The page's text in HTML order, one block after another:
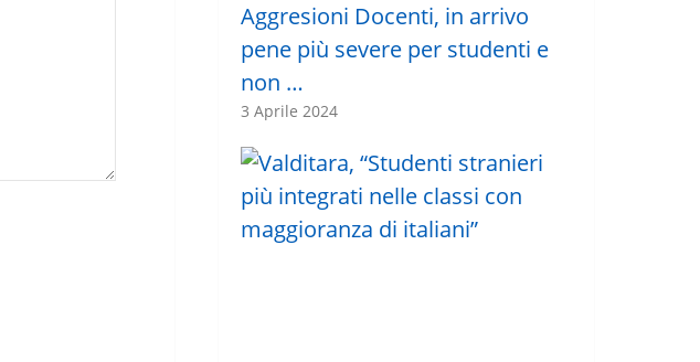
Aggresioni Docenti, in arrivo
pene più severe per studenti e
non …
3 Aprile 2024